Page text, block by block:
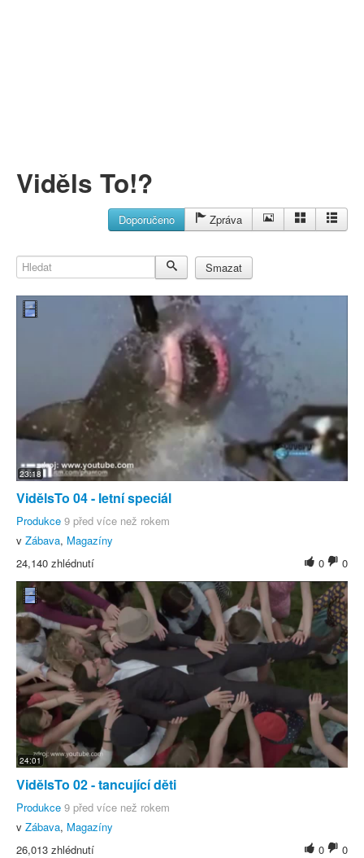
Viděls To!?
Doporučeno Zpráva
Hledat Smazat
23:18
VidělsTo 04 - letní speciál
Produkce 9 před více než rokem
v Zábava, Magazíny
0
0
24,140 zhlédnutí
24:01
VidělsTo 02 - tancující děti
Produkce 9 před více než rokem
v Zábava, Magazíny
0
0
26,013 zhlédnutí